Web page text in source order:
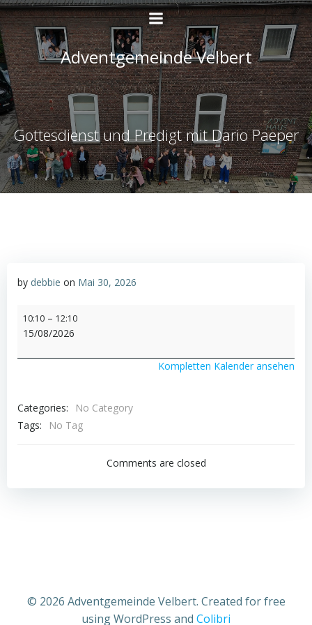
Zum
Inhalt
springen
Adventgemeinde Velbert
Gottesdienst und Predigt mit Dario Paeper
by debbie on Mai 30, 2026
Gottesdienst
und
10:10 – 12:10
15/08/2026
Kompletten Kalender ansehen
Categories:
No Category
Tags:
No Tag
Comments are closed
© 2026 Adventgemeinde Velbert. Created for free
using WordPress and Colibri